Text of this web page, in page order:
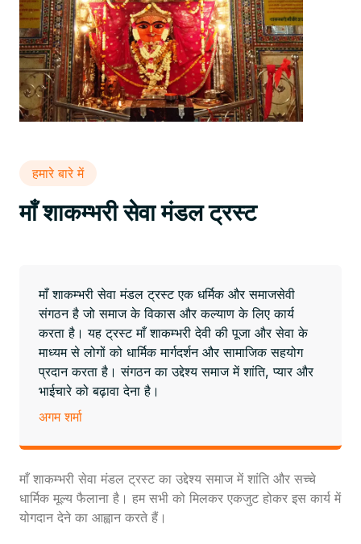
हमारे बारे में
माँ शाकम्भरी सेवा मंडल ट्रस्ट
माँ शाकम्भरी सेवा मंडल ट्रस्ट एक धर्मिक और समाजसेवी
संगठन है जो समाज के विकास और कल्याण के लिए कार्य
करता है। यह ट्रस्ट माँ शाकम्भरी देवी की पूजा और सेवा के
माध्यम से लोगों को धार्मिक मार्गदर्शन और सामाजिक सहयोग
प्रदान करता है। संगठन का उद्देश्य समाज में शांति, प्यार और
भाईचारे को बढ़ावा देना है।
अगम शर्मा
माँ शाकम्भरी सेवा मंडल ट्रस्ट का उद्देश्य समाज में शांति और सच्चे
धार्मिक मूल्य फैलाना है। हम सभी को मिलकर एकजुट होकर इस कार्य में
योगदान देने का आह्वान करते हैं।